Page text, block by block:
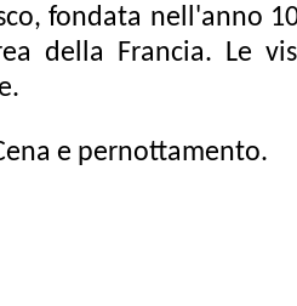
fondata nell'anno
della Francia. Le
e pernottamento.